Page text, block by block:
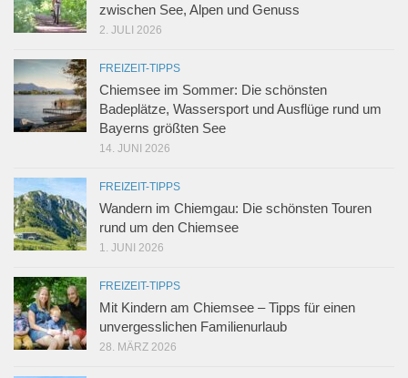
zwischen See, Alpen und Genuss
2. JULI 2026
FREIZEIT-TIPPS
Chiemsee im Sommer: Die schönsten
Badeplätze, Wassersport und Ausflüge rund um
Bayerns größten See
14. JUNI 2026
FREIZEIT-TIPPS
Wandern im Chiemgau: Die schönsten Touren
rund um den Chiemsee
1. JUNI 2026
FREIZEIT-TIPPS
Mit Kindern am Chiemsee – Tipps für einen
unvergesslichen Familienurlaub
28. MÄRZ 2026